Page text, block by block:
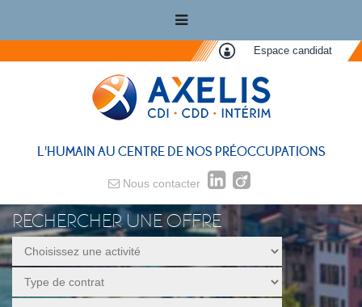
Espace candidat
L'HUMAIN AU CENTRE DE NOS PRÉOCCUPATIONS
Nous contacter
RECHERCHER UNE OFFRE